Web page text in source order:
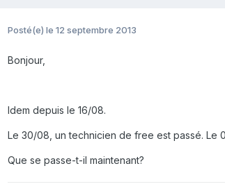
Posté(e) le 12 septembre 2013
Bonjour,
Idem depuis le 16/08.
Le 30/08, un technicien de free est passé. Le
Que se passe-t-il maintenant?